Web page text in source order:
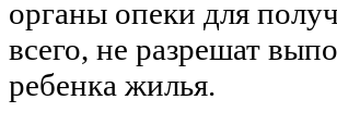
органы опеки для
всего, не разрешат
ребенка жилья.